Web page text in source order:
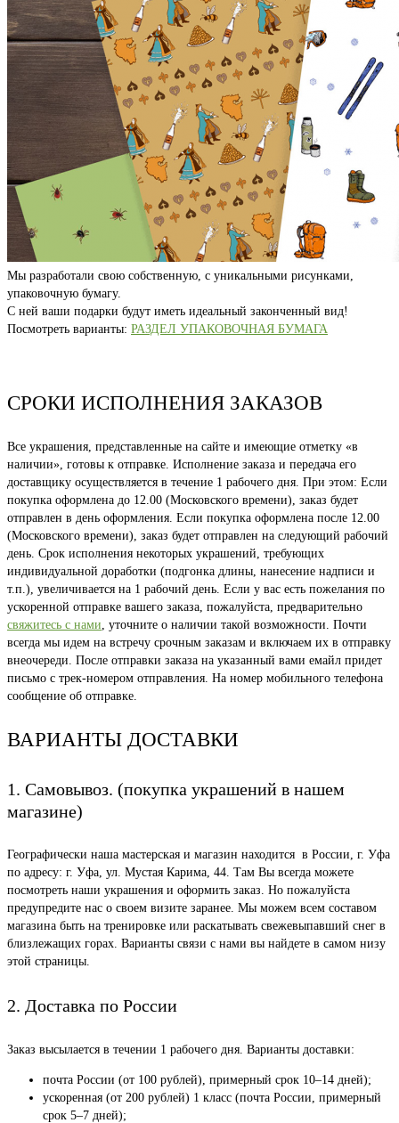
Мы разработали свою собственную, с уникальными рисунками,
упаковочную бумагу.
С ней ваши подарки будут иметь идеальный законченный вид!
Посмотреть варианты: РАЗДЕЛ УПАКОВОЧНАЯ БУМАГА
СРОКИ ИСПОЛНЕНИЯ ЗАКАЗОВ
Все украшения, представленные на сайте и имеющие отметку «в
наличии», готовы к отправке. Исполнение заказа и передача его
доставщику осуществляется в течение 1 рабочего дня. При этом: Если
покупка оформлена до 12.00 (Московского времени), заказ будет
отправлен в день оформления. Если покупка оформлена после 12.00
(Московского времени), заказ будет отправлен на следующий рабочий
день. Срок исполнения некоторых украшений, требующих
индивидуальной доработки (подгонка длины, нанесение надписи и
т.п.), увеличивается на 1 рабочий день. Если у вас есть пожелания по
ускоренной отправке вашего заказа, пожалуйста, предварительно
свяжитесь с нами, уточните о наличии такой возможности. Почти
всегда мы идем на встречу срочным заказам и включаем их в отправку
внеочереди. После отправки заказа на указанный вами емайл придет
письмо с трек-номером отправления. На номер мобильного телефона
сообщение об отправке.
ВАРИАНТЫ ДОСТАВКИ
1. Самовывоз. (покупка украшений в нашем
магазине)
Географически наша мастерская и магазин находится в России, г. Уфа
по адресу: г. Уфа, ул. Мустая Карима, 44. Там Вы всегда можете
посмотреть наши украшения и оформить заказ. Но пожалуйста
предупредите нас о своем визите заранее. Мы можем всем составом
магазина быть на тренировке или раскатывать свежевыпавший снег в
близлежащих горах. Варианты связи с нами вы найдете в самом низу
этой страницы.
2. Доставка по России
Заказ высылается в течении 1 рабочего дня. Варианты доставки:
почта России (от 100 рублей), примерный срок 10–14 дней);
ускоренная (от 200 рублей) 1 класс (почта России, примерный
срок 5–7 дней);